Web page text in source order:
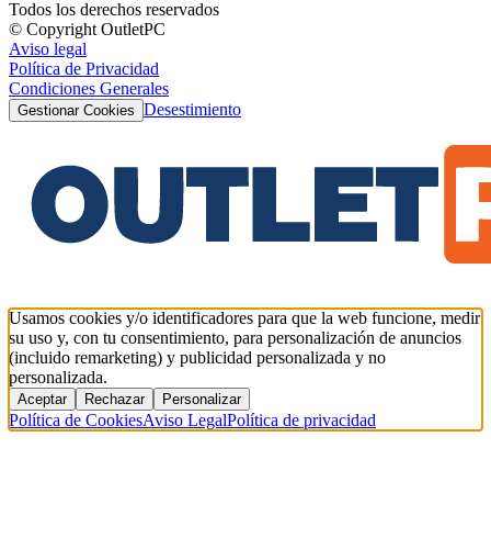
Todos los derechos reservados
© Copyright OutletPC
Aviso legal
Política de Privacidad
Condiciones Generales
Gestionar Cookies Desestimiento
Usamos cookies y/o identificadores para que la web funcione, medir
su uso y, con tu consentimiento, para personalización de anuncios
(incluido remarketing) y publicidad personalizada y no
personalizada.
Aceptar Rechazar Personalizar
Política de CookiesAviso LegalPolítica de privacidad